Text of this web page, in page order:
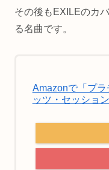
その後もEXILEのカ
る名曲です。
Amazonで「プ
ッツ・セッショ